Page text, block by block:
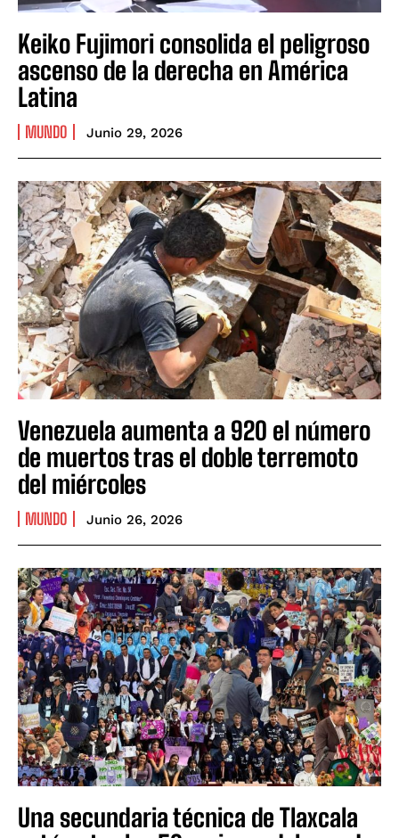
Keiko Fujimori consolida el peligroso
ascenso de la derecha en América
Latina
MUNDO Junio 29, 2026
Venezuela aumenta a 920 el número
de muertos tras el doble terremoto
del miércoles
MUNDO Junio 26, 2026
Una secundaria técnica de Tlaxcala